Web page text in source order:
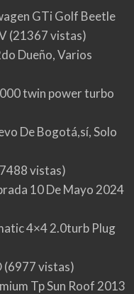
GTi Golf Beetle
(21367 vistas)
Dueño, Varios
twin power turbo
De Bogotá,sí, Solo
vistas)
10 De Mayo 2024
4×4 2.0turb Plug
(6977 vistas)
Tp Sun Roof 2013